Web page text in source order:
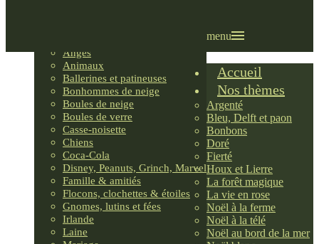
Anges
Animaux
Ballerines et patineuses
Bonhommes de neige
Boules de neige
Boules de verre
Casse-noisette
Chiens
Coca-Cola
Disney, Peanuts, Grinch, Marvel
Famille & amitiés
Flocons, clochettes & étoiles
Gnomes, lutins et fées
Irlande
Laine
menu
Accueil
Nos thèmes
Argenté
Bleu, Delft et paon
Bonbons
Doré
Fierté
Houx et Lierre
La forêt magique
La vie en rose
Noël à la ferme
Noël à la télé
Noël au bord de la mer